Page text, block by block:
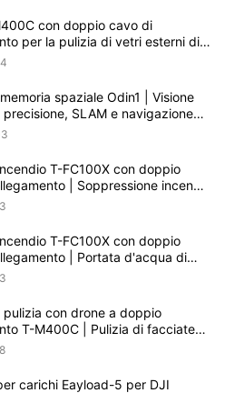
con doppio cavo di
per la pulizia di vetri esterni di
in ambito residenziale | Portata di
spaziale Odin1 | Visione
SLAM e navigazione
T-FC100X con doppio
| Soppressione incendi
a 100 m
T-FC100X con doppio
| Portata d'acqua di
capacità di soccorso in quota
pulizia con drone a doppio
T-M400C | Pulizia di facciate
vetro di piazze commerciali
carichi Eayload-5 per DJI